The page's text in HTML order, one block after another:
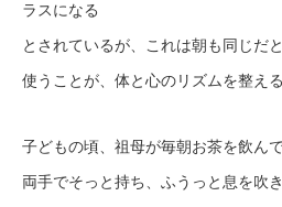
ラスになる
とされているが、これは朝も同じだ
使うことが、体と心のリズムを整え
子どもの頃、祖母が毎朝お茶を飲ん
両手でそっと持ち、ふうっと息を吹